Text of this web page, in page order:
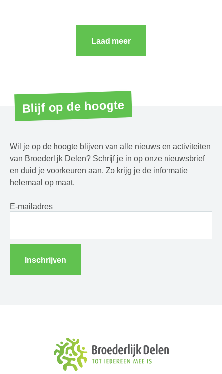
Laad meer
Blijf op de hoogte
Wil je op de hoogte blijven van alle nieuws en activiteiten
van Broederlijk Delen? Schrijf je in op onze nieuwsbrief
en duid je voorkeuren aan. Zo krijg je de informatie
helemaal op maat.
E-mailadres
Inschrijven